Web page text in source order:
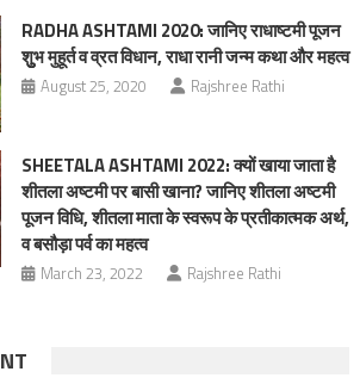
RADHA ASHTAMI 2020: जानिए राधाष्टमी पूजन
शुुभ मुहूर्त व व्रत विधान, राधा रानी जन्म कथा और महत्व
August 25, 2020 Rajshree Rathi
SHEETALA ASHTAMI 2022: क्यों खाया जाता है
शीतला अष्टमी पर बासी खाना? जानिए शीतला अष्टमी
पूजन विधि, शीतला माता के स्वरूप के प्रतीकात्मक अर्थ,
व बसौड़ा पर्व का महत्व
March 23, 2022 Rajshree Rathi